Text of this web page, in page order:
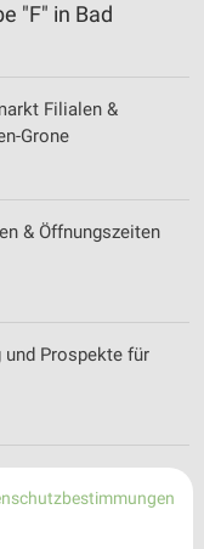
"F" in Bad
Filialen &
Grone
& Öffnungszeiten
und Prospekte für